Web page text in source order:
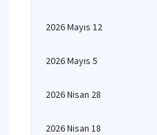
2026 Mayıs 12
2026 Mayıs 5
2026 Nisan 28
2026 Nisan 18